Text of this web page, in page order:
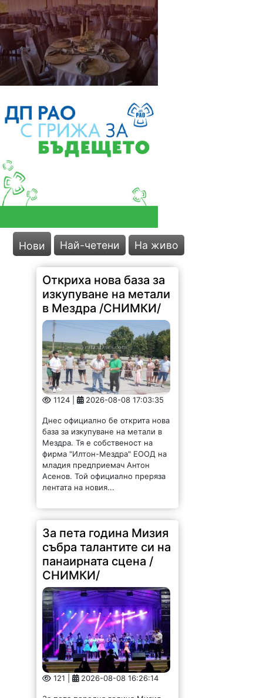
Нови Най-четени На живо
Откриха нова база за
изкупуване на метали
в Мездра /СНИМКИ/
1124 | 2026-08-08 17:03:35
Днес официално бе открита нова
база за изкупуване на метали в
Мездра. Тя е собственост на
фирма "Илтон-Мездра" ЕООД на
младия предприемач Антон
Асенов. Той официално преряза
лентата на новия...
За пета година Мизия
събра талантите си на
панаирната сцена /
СНИМКИ/
121 | 2026-08-08 16:26:14